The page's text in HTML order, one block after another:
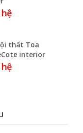
thất Toa
interior